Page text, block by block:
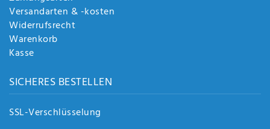
Versandarten & -kosten
Widerrufsrecht
Warenkorb
Kasse
SICHERES BESTELLEN
SSL-Verschlüsselung